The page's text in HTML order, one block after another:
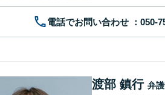
電話でお問い合わせ
渡部 鎮行 弁